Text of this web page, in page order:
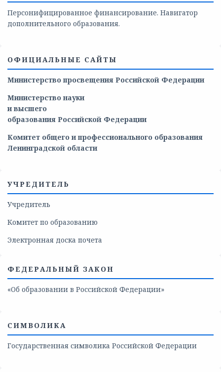
Персонифицированное финансирование. Навигатор
дополнительного образования.
ОФИЦИАЛЬНЫЕ САЙТЫ
Министерство просвещения Российской Федерации
Министерство науки
и высшего
образования Российской Федерации
Комитет общего и профессионального образования
Ленинградской области
УЧРЕДИТЕЛЬ
Учредитель
Комитет по образованию
Электронная доска почета
ФЕДЕРАЛЬНЫЙ ЗАКОН
«Об образовании в Российской Федерации»
СИМВОЛИКА
Государственная символика Российской Федерации